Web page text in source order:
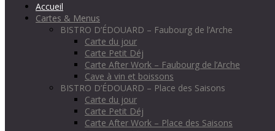
Accueil
Cartes & Menus
BISTRO D’ÉDOUARD – Faubourg de l’Arche
Carte du jour
Carte Petit Déj
Carte After Work – Faubourg de l’Arche
Cave à vin et boissons
BISTRO D’ÉDOUARD – Place des Saisons
Carte du jour
Carte Petit Déj
Carte After Work – Place des Saisons